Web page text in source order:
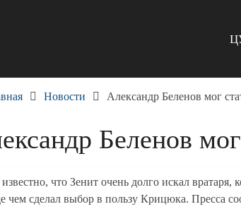
Новости Александр Беленов мог
Беленов
что Зенит очень долго искал
чем сделал выбор в пользу Крицюка. Пресса